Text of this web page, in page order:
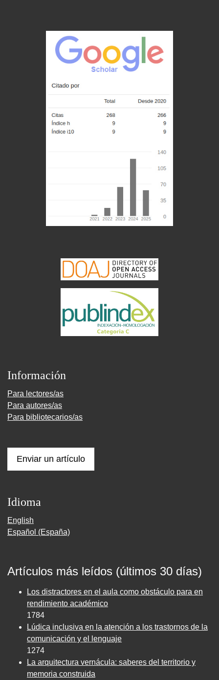
Información
Para lectores/as
Para autores/as
Para bibliotecarios/as
Enviar un artículo
Idioma
English
Español (España)
Artículos más leídos (últimos 30 días)
Los distractores en el aula como obstáculo para en
rendimiento académico
1784
Lúdica inclusiva en la atención a los trastornos de la
comunicación y el lenguaje
1274
La arquitectura vernácula: saberes del territorio y
memoria construida